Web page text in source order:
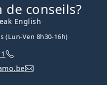
de conseils?
English
(Lun-Ven 8h30-16h)